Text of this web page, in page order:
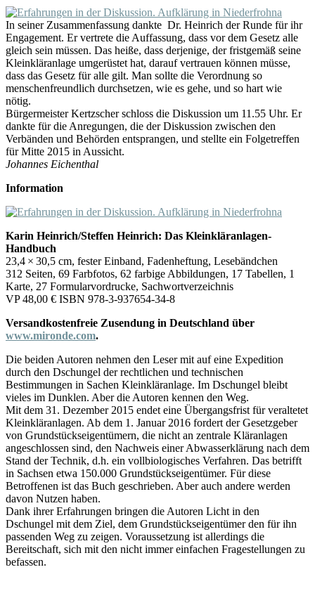
In seiner Zusammenfassung dankte Dr. Heinrich der Runde für ihr
Engagement. Er vertrete die Auffassung, dass vor dem Gesetz alle
gleich sein müssen. Das heiße, dass derjenige, der fristgemäß seine
Kleinkläranlage umgerüstet hat, darauf vertrauen können müsse,
dass das Gesetz für alle gilt. Man sollte die Verordnung so
menschenfreundlich durchsetzen, wie es gehe, und so hart wie
nötig.
Bürgermeister Kertzscher schloss die Diskussion um 11.55 Uhr. Er
dankte für die Anregungen, die der Diskussion zwischen den
Verbänden und Behörden entsprangen, und stellte ein Folgetreffen
für Mitte 2015 in Aussicht.
Johannes Eichenthal
Information
Karin Heinrich/Steffen Heinrich: Das Kleinkläranlagen-
Handbuch
23,4 × 30,5 cm, fester Einband, Fadenheftung, Lesebändchen
312 Seiten, 69 Farbfotos, 62 farbige Abbildungen, 17 Tabellen, 1
Karte, 27 Formularvordrucke, Sachwortverzeichnis
VP 48,00 € ISBN 978-3-937654-34-8
Versandkostenfreie Zusendung in Deutschland über
www.mironde.com.
Die beiden Autoren nehmen den Leser mit auf eine Expedition
durch den Dschungel der rechtlichen und technischen
Bestimmungen in Sachen Kleinkläranlage. Im Dschungel bleibt
vieles im Dunklen. Aber die Autoren kennen den Weg.
Mit dem 31. Dezember 2015 endet eine Übergangsfrist für veraltetet
Kleinkläranlagen. Ab dem 1. Januar 2016 fordert der Gesetzgeber
von Grundstückseigentümern, die nicht an zentrale Kläranlagen
angeschlossen sind, den Nachweis einer Abwasserklärung nach dem
Stand der Technik, d.h. ein vollbiologisches Verfahren. Das betrifft
in Sachsen etwa 150.000 Grundstückseigentümer. Für diese
Betroffenen ist das Buch geschrieben. Aber auch andere werden
davon Nutzen haben.
Dank ihrer Erfahrungen bringen die Autoren Licht in den
Dschungel mit dem Ziel, dem Grundstückseigentümer den für ihn
passenden Weg zu zeigen. Voraussetzung ist allerdings die
Bereitschaft, sich mit den nicht immer einfachen Fragestellungen zu
befassen.